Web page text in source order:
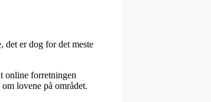
det er dog for det meste
online forretningen
lovene på området.